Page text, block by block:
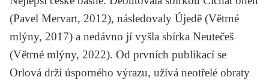
(Pavel Mervart, 2012), následovaly Újedě (Větrné
mlýny, 2017) a nedávno jí vyšla sbírka Neutečeš
(Větrné mlýny, 2022). Od prvních publikací se
Orlová drží úsporného výrazu, užívá neotřelé obraty